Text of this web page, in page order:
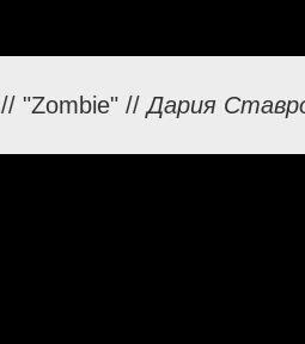
// "Zombie" //Дария